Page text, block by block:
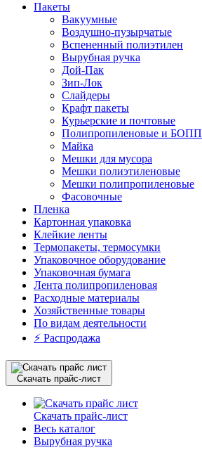
Пакеты
Вакуумные
Воздушно-пузырчатые
Вспененный полиэтилен
Вырубная ручка
Дой-Пак
Зип-Лок
Слайдеры
Крафт пакеты
Курьерские и почтовые
Полипропиленовые и БОПП
Майка
Мешки для мусора
Мешки полиэтиленовые
Мешки полипропиленовые
Фасовочные
Пленка
Картонная упаковка
Клейкие ленты
Термопакеты, термосумки
Упаковочное оборудование
Упаковочная бумага
Лента полипропиленовая
Расходные материалы
Хозяйственные товары
По видам деятельности
⚡️ Распродажа
Скачать прайс-лист
Скачать прайс-лист
Весь каталог
Вырубная ручка